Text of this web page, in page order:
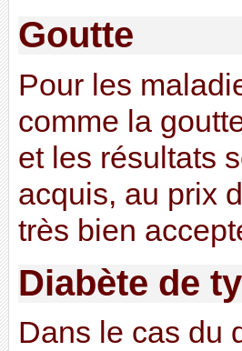
Goutte
Pour les
comme la
et les résultats
acquis, au prix
très bien
Diabète de
Dans le cas du